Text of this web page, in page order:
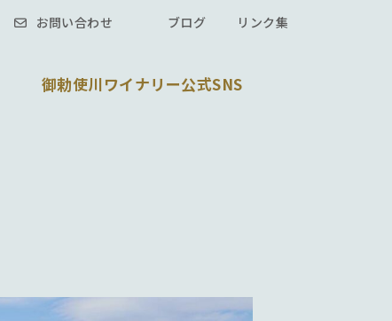
お問い合わせ ブログ リンク集
御勅使川ワイナリー公式SNS